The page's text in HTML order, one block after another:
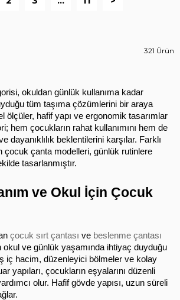
321 Ürün
okuldan günlük kullanıma kadar
tüm taşıma çözümlerini bir araya
ölçüler, hafif yapı ve ergonomik tasarımlar
hem çocukların rahat kullanımını hem de
dayanıklılık beklentilerini karşılar. Farklı
çocuk çanta modelleri, günlük rutinlere
tasarlanmıştır.
ve Okul İçin Çocuk
çocuk sırt çantası ve beslenme çantası
okul ve günlük yaşamında ihtiyaç duyduğu
iç hacim, düzenleyici bölmeler ve kolay
yapıları, çocukların eşyalarını düzenli
olur. Hafif gövde yapısı, uzun süreli